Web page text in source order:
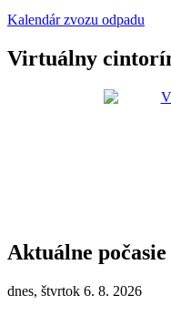
Kalendár zvozu odpadu
Virtuálny
Aktuálne počasie
dnes, štvrtok 6. 8. 2026